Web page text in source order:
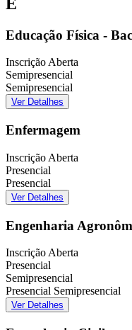
Educação Física -
Inscrição Aberta
Semipresencial
Semipresencial
Ver Detalhes
Enfermagem
Inscrição Aberta
Presencial
Presencial
Ver Detalhes
Engenharia
Inscrição Aberta
Presencial
Semipresencial
Presencial Semipresencial
Ver Detalhes